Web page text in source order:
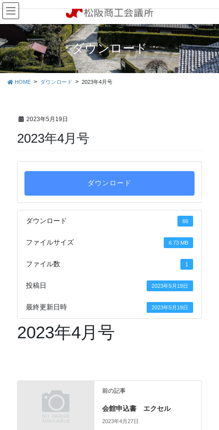
コ
ン
テ
ツ
に
移
ナ
ビ
ゲ
シ
ョ
ン
ダウンロード
HOME ダウンロード 2023年4月号
2023年5月19日
2023年4月号
ダウンロード
ダウンロード 66
ファイルサイズ 6.73 MB
ファイル数 1
投稿日 2023年5月19日
最終更新日時 2023年5月19日
2023年4月号
前の記事
会館申込書 エクセル
2023年4月27日